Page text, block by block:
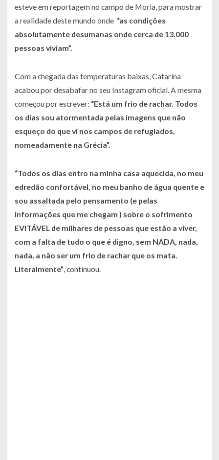
esteve em reportagem no campo de Moria, para mostrar
a realidade deste mundo onde “as condições
absolutamente desumanas onde cerca de 13.000
pessoas viviam”.
Com a chegada das temperaturas baixas, Catarina
acabou por desabafar no seu Instagram oficial. A mesma
começou por escrever: “Está um frio de rachar. Todos
os dias sou atormentada pelas imagens que não
esqueço do que vi nos campos de refugiados,
nomeadamente na Grécia”.
“Todos os dias entro na minha casa aquecida, no meu
edredão confortável, no meu banho de água quente e
sou assaltada pelo pensamento (e pelas
informações que me chegam ) sobre o sofrimento
EVITÁVEL de milhares de pessoas que estão a viver,
com a falta de tudo o que é digno, sem NADA, nada,
nada, a não ser um frio de rachar que os mata.
Literalmente”, continuou.